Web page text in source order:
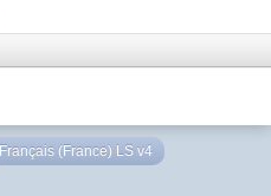
Français (France) LS v4